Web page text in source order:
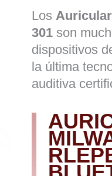
Los
301son
dispositivos
la última
auditiva